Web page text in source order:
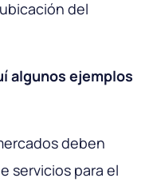
del
algunos ejemplos
deben
servicios para el